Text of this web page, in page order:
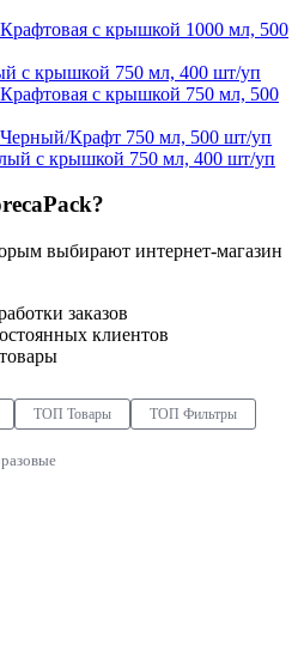
Крафтовая с крышкой 1000 мл, 500
с крышкой 750 мл, 400 шт/уп
Крафтовая с крышкой 750 мл, 500
Черный/Крафт 750 мл, 500 шт/уп
с крышкой 750 мл, 400 шт/уп
выбирают интернет-магазин
заказов
клиентов
ТОП Товары ТОП Фильтры